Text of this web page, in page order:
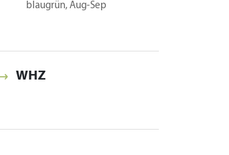
blaugrün, Aug-Sep
WHZ